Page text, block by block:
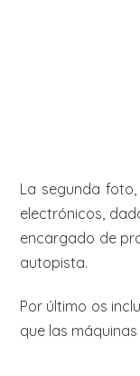
La segunda
electrónicos,
encargado de
autopista.
Por último os
que las